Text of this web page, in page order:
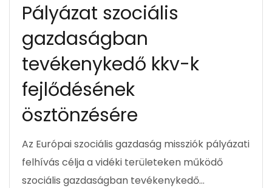
Pályázat szociális
gazdaságban
tevékenykedő kkv-k
fejlődésének
ösztönzésére
Az Európai szociális gazdaság missziók pályázati
felhívás célja a vidéki területeken működő
szociális gazdaságban tevékenykedő…